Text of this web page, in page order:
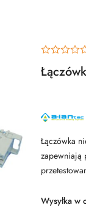
NAZWA
Łączówka
zapewniają
Wysyłka w